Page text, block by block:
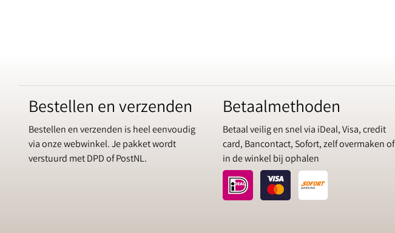
Bestellen en verzenden
Bestellen en verzenden is heel eenvoudig
via onze webwinkel. Je pakket wordt
verstuurd met DPD of PostNL.
Betaalmethoden
Betaal veilig en snel via iDeal, Visa, credit
card, Bancontact, Sofort, zelf overmaken of
in de winkel bij ophalen